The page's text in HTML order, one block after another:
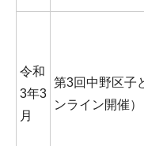
令和
3年3
月
第3回中野区子
ンライン開催）